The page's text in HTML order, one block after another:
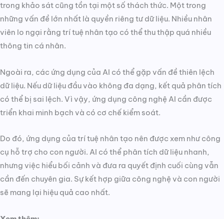
trong khảo sát cũng tồn tại một số thách thức. Một trong
những vấn đề lớn nhất là quyền riêng tư dữ liệu. Nhiều nhân
viên lo ngại rằng trí tuệ nhân tạo có thể thu thập quá nhiều
thông tin cá nhân.
Ngoài ra, các ứng dụng của AI có thể gặp vấn đề thiên lệch
dữ liệu. Nếu dữ liệu đầu vào không đa dạng, kết quả phân tích
có thể bị sai lệch. Vì vậy, ứng dụng công nghệ AI cần được
triển khai minh bạch và có cơ chế kiểm soát.
Do đó, ứng dụng của trí tuệ nhân tạo nên được xem như công
cụ hỗ trợ cho con người. AI có thể phân tích dữ liệu nhanh,
nhưng việc hiểu bối cảnh và đưa ra quyết định cuối cùng vẫn
cần đến chuyên gia. Sự kết hợp giữa công nghệ và con người
sẽ mang lại hiệu quả cao nhất.